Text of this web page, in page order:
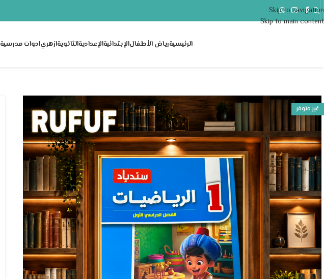
Skip to navigation
Skip to main content
..
الرئيسيةرياض الأطفالالإبتدائيةالإعداديةالثانويةازهريادوات مدرسية
غير متوفر